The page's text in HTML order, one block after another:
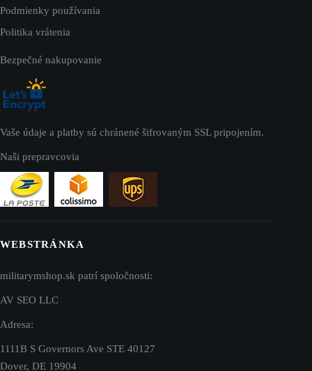
Podmienky používania
Politika vrátenia
Bezpečné nakupovanie
Vaše údaje a platby sú chránené šifrovaným SSL pripojením.
Naši prepravcovia
WEBSTRÁNKA
militarymshop.sk patrí spoločnosti:
AV SEO LLC
Adresa:
1111B S Governors Ave STE 40127
Dover, DE 19904